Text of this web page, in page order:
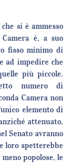
si è ammesso
è, a suo
fisso minimo di
ad impedire che
più piccole.
numero di
Camera non
elemento di
attenuato,
Senato avranno
loro spetterebbe
popolose, le